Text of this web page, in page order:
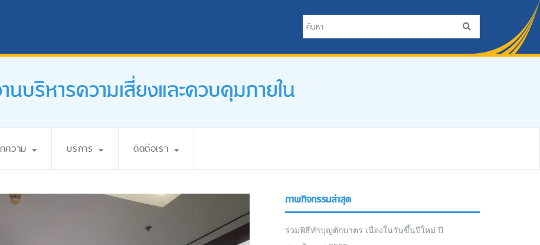
นบริหารความเสี่ยงและควบคุมภายใน
ความ บริการ ติดต่อเรา
ภาพกิจกรรมล่าสุด
ร่วมพิธีทำบุญตักบาตร เนื่องในวันขึ้นปีใหม่ ปี